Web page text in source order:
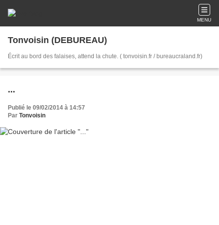
MENU
Tonvoisin (DEBUREAU)
Écrit au bord des falaises, attend la chute. ( tonvoisin.fr / bureaucraland.fr)
...
Publié le 09/02/2014 à 14:57
Par Tonvoisin